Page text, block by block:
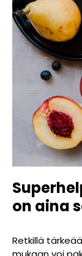
on aina
Retkillä